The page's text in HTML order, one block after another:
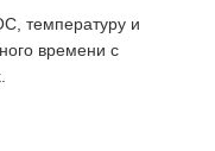
температуру и
времени с